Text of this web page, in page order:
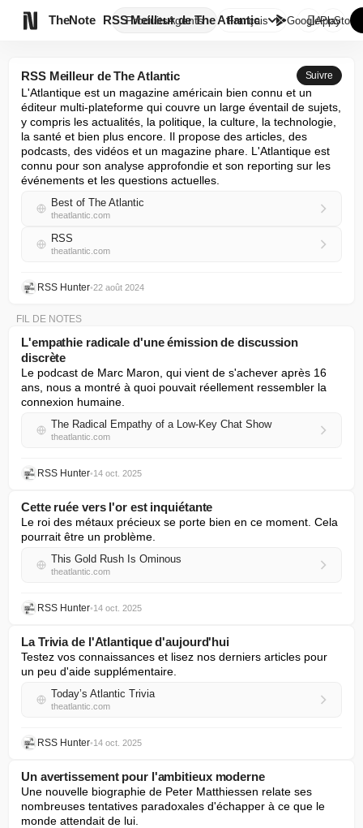
TheNote ProduitsAgents
RSS Meilleur de The Atlantic
Français GooglePlay
AppStore
RSS Meilleur de The Atlantic Suivre
L'Atlantique est un magazine américain bien connu et un
éditeur multi-plateforme qui couvre un large éventail de sujets,
y compris les actualités, la politique, la culture, la technologie,
la santé et bien plus encore. Il propose des articles, des
podcasts, des vidéos et un magazine phare. L'Atlantique est
connu pour son analyse approfondie et son reporting sur les
événements et les questions actuelles.
Best of The Atlantic
theatlantic.com
RSS
theatlantic.com
RSS Hunter•22 août 2024
FIL DE NOTES
L'empathie radicale d'une émission de discussion
discrète
Le podcast de Marc Maron, qui vient de s'achever après 16
ans, nous a montré à quoi pouvait réellement ressembler la
connexion humaine.
The Radical Empathy of a Low-Key Chat Show
theatlantic.com
RSS Hunter•14 oct. 2025
Cette ruée vers l'or est inquiétante
Le roi des métaux précieux se porte bien en ce moment. Cela
pourrait être un problème.
This Gold Rush Is Ominous
theatlantic.com
RSS Hunter•14 oct. 2025
La Trivia de l'Atlantique d'aujourd'hui
Testez vos connaissances et lisez nos derniers articles pour
un peu d'aide supplémentaire.
Today’s Atlantic Trivia
theatlantic.com
RSS Hunter•14 oct. 2025
Un avertissement pour l'ambitieux moderne
Une nouvelle biographie de Peter Matthiessen relate ses
nombreuses tentatives paradoxales d'échapper à ce que le
monde attendait de lui.